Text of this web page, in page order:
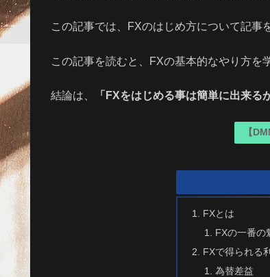
この記事では、FXのはじめ方について記事
この記事を読むと、FXの基本的なやり方を
結論は、 「FXをはじめる事は簡単に出来る
【
FXとは
FXの一番の
FXで得られる
為替差益